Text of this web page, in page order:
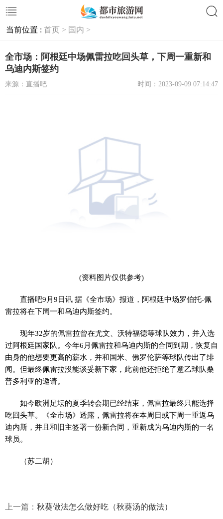
当前位置 : 首页 > 国内 >
全市场：阿根廷中场佩雷拉吃回头草，下周一重新和
乌迪内斯签约
来源：直播吧 时间：2023-09-09 07:14:47
(资料图片仅供参考)
直播吧9月9日讯 据《全市场》报道，阿根廷中场罗伯托-佩
雷拉将在下周一和乌迪内斯签约。
现年32岁的佩雷拉曾在尤文、沃特福德等球队效力，并入选
过阿根廷国家队。今年6月佩雷拉和乌迪内斯的合同到期，恢复自
由身的他想要更高的薪水，并和国米、佛罗伦萨等球队传出了绯
闻。但最终佩雷拉没能谈妥新下家，此前他还拒绝了意乙球队桑
普多利亚的邀请。
如今欧洲足坛的夏季转会期已经结束，佩雷拉最终只能选择
吃回头草。《全市场》透露，佩雷拉将在本周日或下周一重返乌
迪内斯，并且和旧主签署一份新合同，重新成为乌迪内斯的一名
球员。
（苏二胡）
上一篇： 秋葵做法怎么做好吃（秋葵汤的做法）